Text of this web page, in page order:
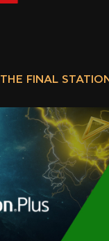
THE FINAL